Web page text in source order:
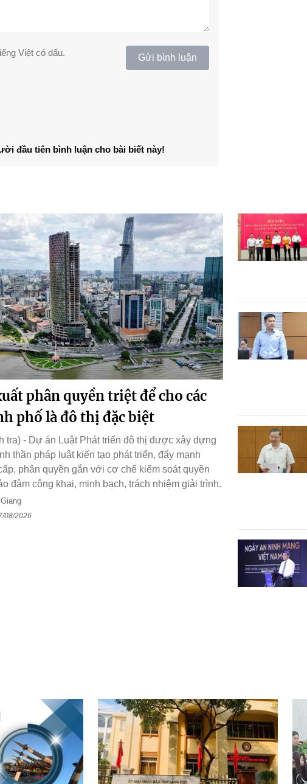
Việt có dấu. Gửi bình luận
đầu tiên bình luận cho bài biết này!
phân quyền triệt để cho các
phố là đô thị đặc biệt
tra) - Dự án Luật Phát triển đô thị được xây dựng
thần pháp luật kiến tạo phát triển, đẩy mạnh
phân quyền gắn với cơ chế kiểm soát quyền
đảm công khai, minh bạch, trách nhiệm giải trình.
08/2026